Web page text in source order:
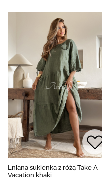
Lniana sukienka z różą Take A
Vacation khaki